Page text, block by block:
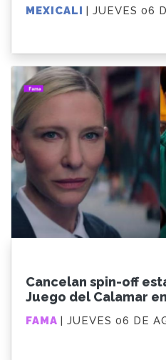
MEXICALI | JUEVES 06
Cancelan spin-off
Juego del Calamar
FAMA | JUEVES 06 DE